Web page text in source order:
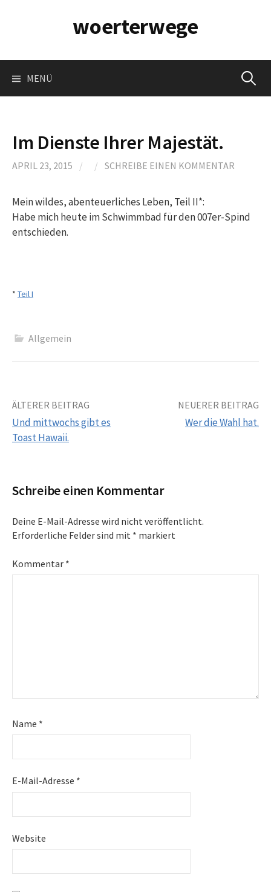
woerterwege
MENÜ Suchen
Im Dienste Ihrer Majestät.
APRIL 23, 2015 / / SCHREIBE EINEN KOMMENTAR
Mein wildes, abenteuerliches Leben, Teil II*:
Habe mich heute im Schwimmbad für den 007er-Spind
entschieden.
* Teil I
Allgemein
Beitrags-
Navigation
ÄLTERER BEITRAG
Und mittwochs gibt es
Toast Hawaii.
NEUERER BEITRAG
Wer die Wahl hat.
Schreibe einen Kommentar
Deine E-Mail-Adresse wird nicht veröffentlicht.
Erforderliche Felder sind mit * markiert
Kommentar *
Name *
E-Mail-Adresse *
Website